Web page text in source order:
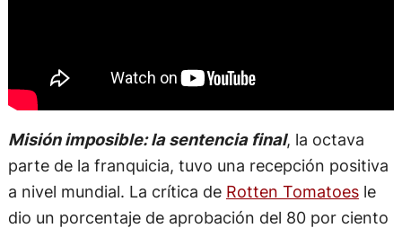
Misión imposible: la sentencia final, la octava
parte de la franquicia, tuvo una recepción positiva
a nivel mundial. La crítica de Rotten Tomatoesle
dio un porcentaje de aprobación del 80 por ciento